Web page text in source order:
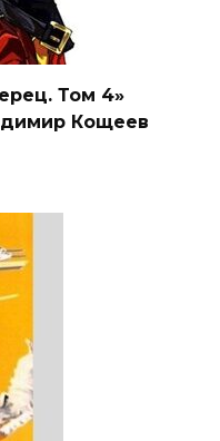
Том 4»
Кощеев